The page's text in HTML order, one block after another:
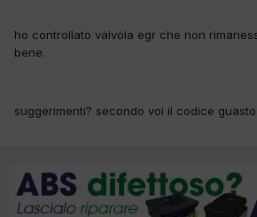
ho controllato valvola egr che non
bene.
suggerimenti? secondo voi il codice